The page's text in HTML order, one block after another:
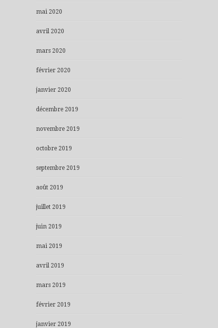
mai 2020
avril 2020
mars 2020
février 2020
janvier 2020
décembre 2019
novembre 2019
octobre 2019
septembre 2019
août 2019
juillet 2019
juin 2019
mai 2019
avril 2019
mars 2019
février 2019
janvier 2019